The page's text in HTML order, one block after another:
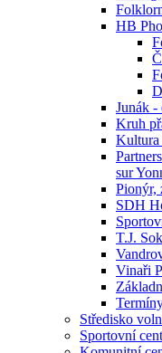
HB
Junák -
Kruh
sur
Pionýr,
SDH
T.J.
Vinaři
Středisko
Sportovní